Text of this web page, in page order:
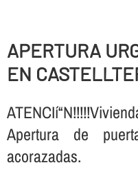
APERTURA
EN
Apertura de
acorazadas.